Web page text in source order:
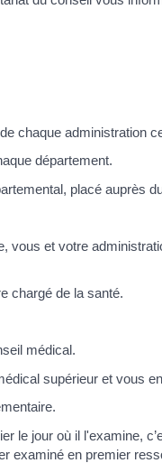
chaque administration
département.
placé auprès
vous et votre
chargé de la santé.
médical.
supérieur et vous
jour où il l'examine,
examiné en premier